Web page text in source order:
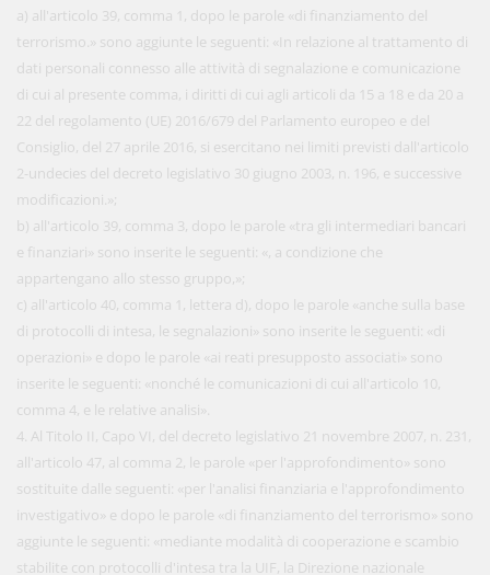
a) all'articolo 39, comma 1, dopo le parole «di finanziamento del
terrorismo.» sono aggiunte le seguenti: «In relazione al trattamento di
dati personali connesso alle attività di segnalazione e comunicazione
di cui al presente comma, i diritti di cui agli articoli da 15 a 18 e da 20 a
22 del regolamento (UE) 2016/679 del Parlamento europeo e del
Consiglio, del 27 aprile 2016, si esercitano nei limiti previsti dall'articolo
2-undecies del decreto legislativo 30 giugno 2003, n. 196, e successive
modificazioni.»;
b) all'articolo 39, comma 3, dopo le parole «tra gli intermediari bancari
e finanziari» sono inserite le seguenti: «, a condizione che
appartengano allo stesso gruppo,»;
c) all'articolo 40, comma 1, lettera d), dopo le parole «anche sulla base
di protocolli di intesa, le segnalazioni» sono inserite le seguenti: «di
operazioni» e dopo le parole «ai reati presupposto associati» sono
inserite le seguenti: «nonché le comunicazioni di cui all'articolo 10,
comma 4, e le relative analisi».
4. Al Titolo II, Capo VI, del decreto legislativo 21 novembre 2007, n. 231,
all'articolo 47, al comma 2, le parole «per l'approfondimento» sono
sostituite dalle seguenti: «per l'analisi finanziaria e l'approfondimento
investigativo» e dopo le parole «di finanziamento del terrorismo» sono
aggiunte le seguenti: «mediante modalità di cooperazione e scambio
stabilite con protocolli d'intesa tra la UIF, la Direzione nazionale